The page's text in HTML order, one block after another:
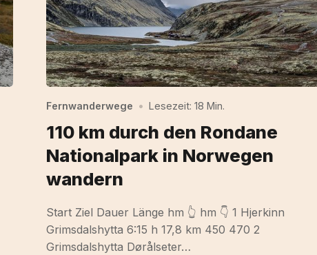
Fernwanderwege • Lesezeit: 18 Min.
110 km durch den Rondane
Nationalpark in Norwegen
wandern
Start Ziel Dauer Länge hm 👆 hm 👇 1 Hjerkinn
Grimsdalshytta 6:15 h 17,8 km 450 470 2
Grimsdalshytta Dørålseter…